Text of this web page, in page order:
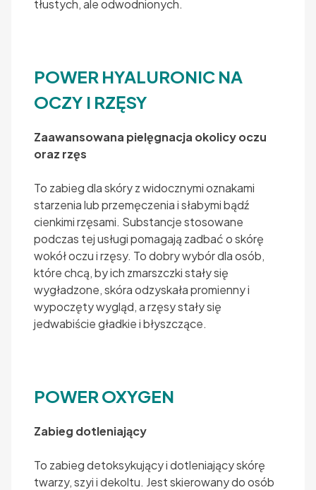
tłustych, ale odwodnionych.
POWER HYALURONIC NA
OCZY I RZĘSY
Zaawansowana pielęgnacja okolicy oczu
oraz rzęs
To zabieg dla skóry z widocznymi oznakami
starzenia lub przemęczenia i słabymi bądź
cienkimi rzęsami. Substancje stosowane
podczas tej usługi pomagają zadbać o skórę
wokół oczu i rzęsy. To dobry wybór dla osób,
które chcą, by ich zmarszczki stały się
wygładzone, skóra odzyskała promienny i
wypoczęty wygląd, a rzęsy stały się
jedwabiście gładkie i błyszczące.
POWER OXYGEN
Zabieg dotleniający
To zabieg detoksykujący i dotleniający skórę
twarzy, szyi i dekoltu. Jest skierowany do osób